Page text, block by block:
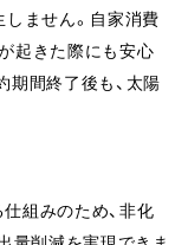
しません。自家消費
起きた際にも安心
期間終了後も、太陽
組みのため、非化